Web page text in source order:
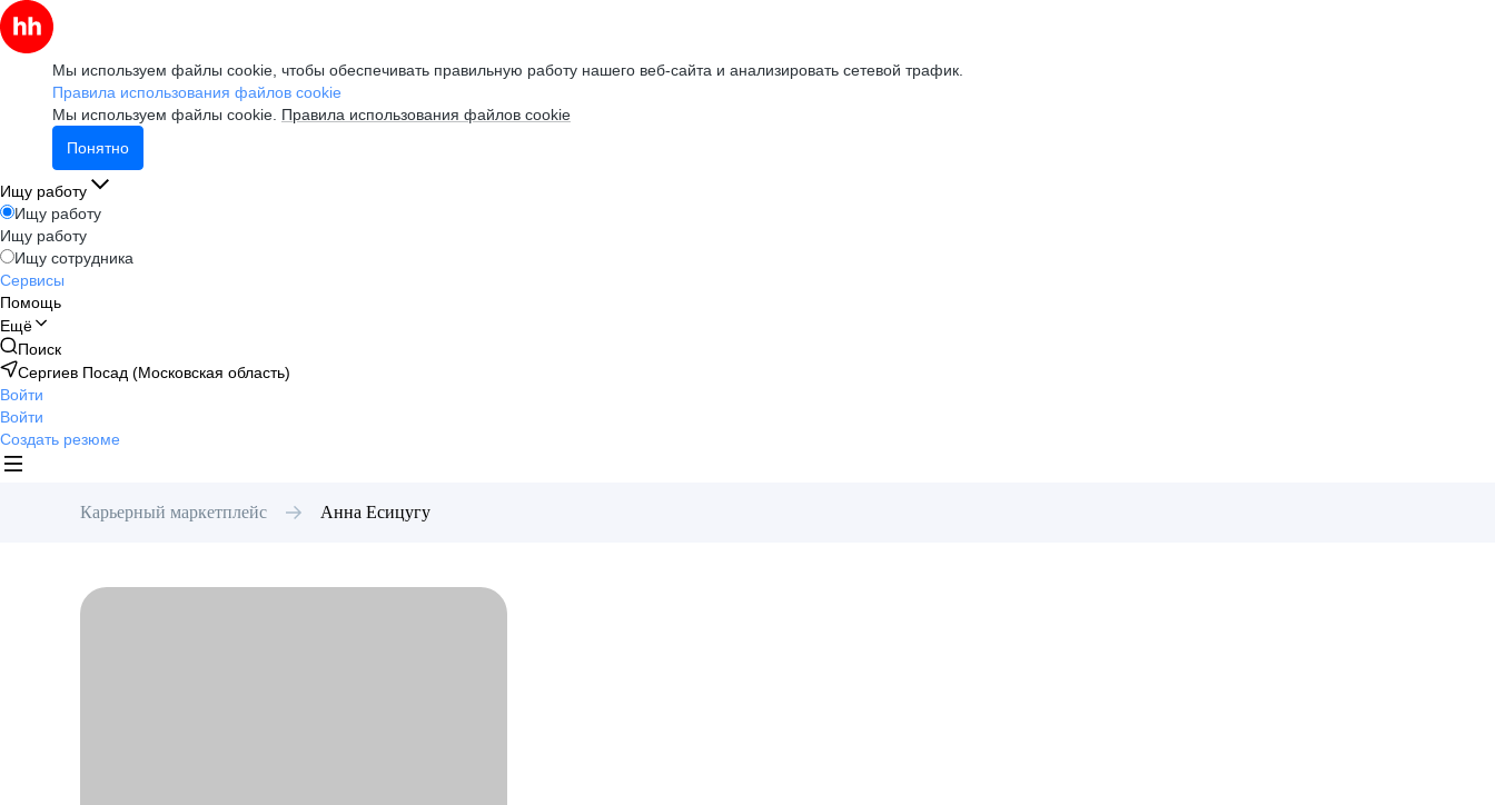
Мы используем файлы cookie, чтобы обеспечивать правильную работу нашего веб-сайта и анализировать сетевой трафик.
Правила использования файлов cookie
Мы используем файлы cookie. Правила использования файлов cookie
Понятно
Ищу работу
Ищу работу
Ищу работу
Ищу сотрудника
Сервисы
Помощь
Ещё
Поиск
Сергиев Посад (Московская область)
Войти
Войти
Создать резюме
Карьерный маркетплейс Анна Есицугу